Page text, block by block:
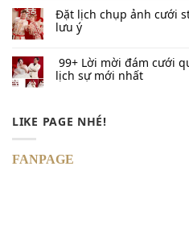
Đặt lịch chụp ảnh cưới
lưu ý
99+ Lời mời đám cưới
lịch sự mới nhất
LIKE PAGE NHÉ!
FANPAGE